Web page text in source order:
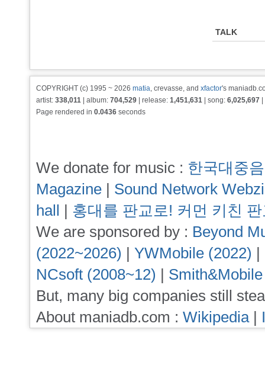
TALK
COPYRIGHT (c) 1995 ~ 2026 matia, crevasse, and xfactor's
artist: 338,011 | album: 704,529 | release: 1,451,631 | song: 6,025,697
Page rendered in 0.0436 seconds
We donate for music : 한국대중
Magazine | Sound Network
hall | 홍대를 판교로! 커먼 키친
We are sponsored by : Beyond
(2022~2026) | YWMobile (2022) |
NCsoft (2008~12) |
But, many big companies still
About maniadb.com : Wikipedia|